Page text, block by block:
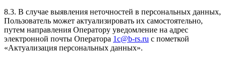
8.3. В случае выявления неточностей в персональных данных,
Пользователь может актуализировать их самостоятельно,
путем направления Оператору уведомление на адрес
электронной почты Оператора 1c@b-rs.ru с пометкой
«Актуализация персональных данных».